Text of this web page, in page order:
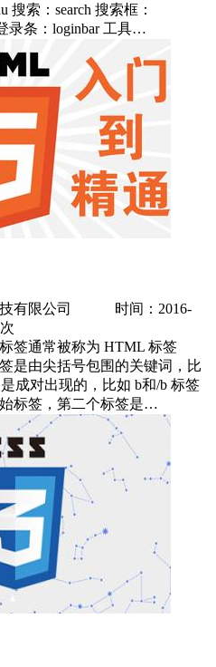
搜索：search 搜索框：
录条：loginbar 工具…
科技有限公司 时间：2016-
签通常被称为 HTML 标签
是由尖括号包围的关键词，比
成对出现的，比如 b和/b 标签
标签，第二个标签是…